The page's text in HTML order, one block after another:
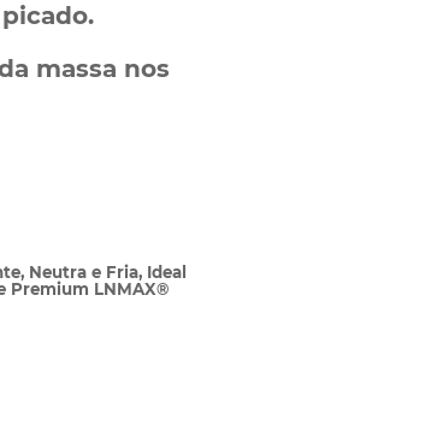
massa nos
Neutra e Fria, Ideal
Premium LNMAX®